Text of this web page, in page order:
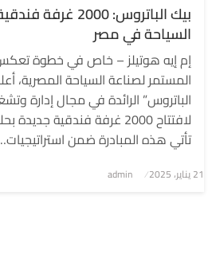
بيك الباتروس: 2000
السياحة في مصر
إم إيه هوتيلز – خاص في خطوة
المستمر لصناعة السياحة المصرية،
الباتروس” الرائدة في مجال إدارة
لافتتاح 2000 غرفة فندقية
تأتي هذه المبادرة ضمن
نُشر
21 يناير، 2025 admin